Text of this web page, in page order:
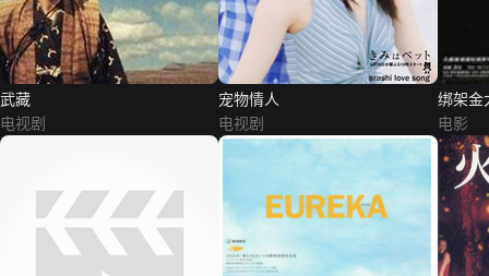
武藏
电视剧
宠物情人
电视剧
绑架金
电影